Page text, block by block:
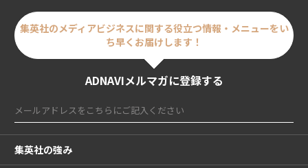
集英社のメディアビジネスに関する役立つ情報・メニューをい
ち早くお届けします！
ADNAVIメルマガに登録する
集英社の強み